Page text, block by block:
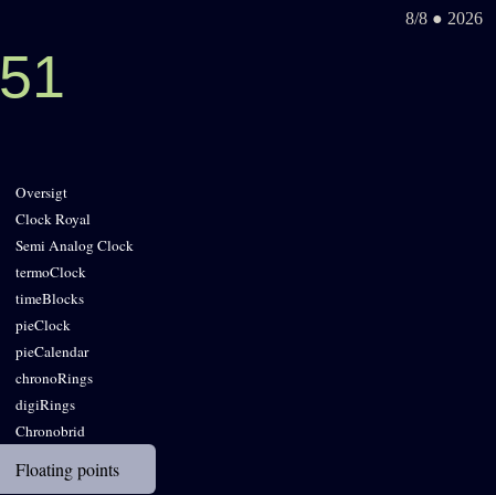
8/8 ● 2026
51
Oversigt
Clock Royal
Semi Analog Clock
termoClock
timeBlocks
pieClock
pieCalendar
chronoRings
digiRings
Chronobrid
Floating points